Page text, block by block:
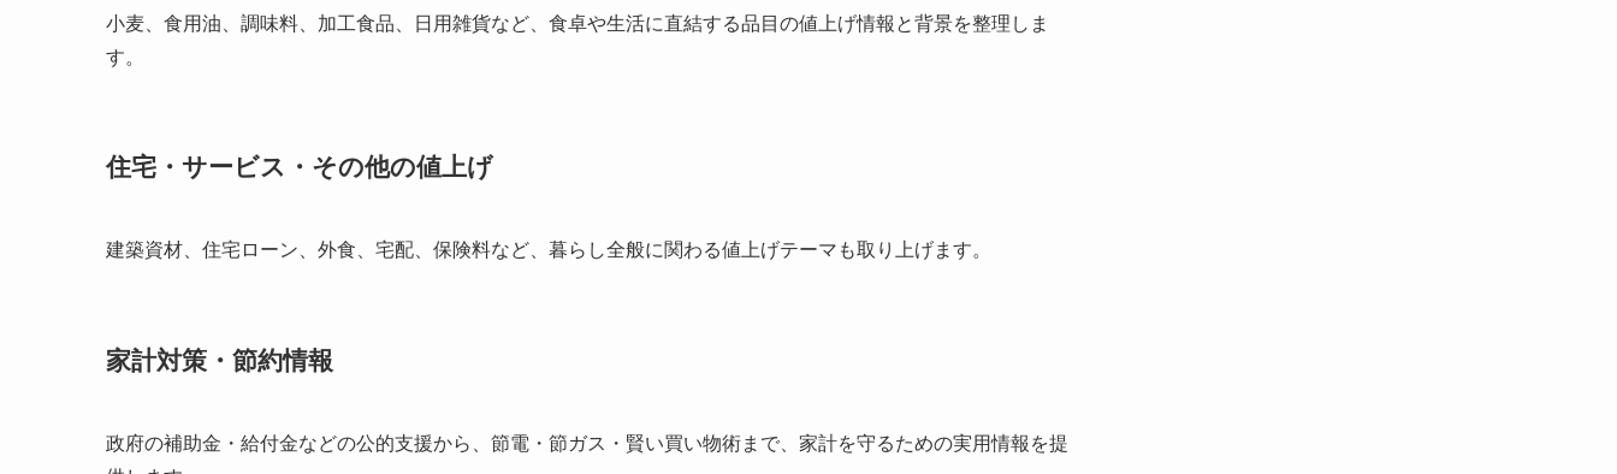
小麦、食用油、調味料、加工食品、日用雑貨など、食卓や生活に直結する品目の値上げ情報と背景を整理しま
す。
住宅・サービス・その他の値上げ
建築資材、住宅ローン、外食、宅配、保険料など、暮らし全般に関わる値上げテーマも取り上げます。
家計対策・節約情報
政府の補助金・給付金などの公的支援から、節電・節ガス・賢い買い物術まで、家計を守るための実用情報を提